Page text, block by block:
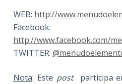
WEB: http://
Facebook:
http://www.facebook.com/
TWITTER:
Nota: Este postparticipa